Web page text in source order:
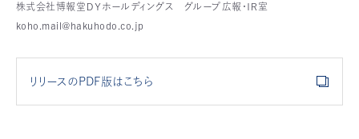
株式会社博報堂ＤＹホールディングス グループ広報・ＩＲ室
koho.mail@hakuhodo.co.jp
リリースのPDF版はこちら